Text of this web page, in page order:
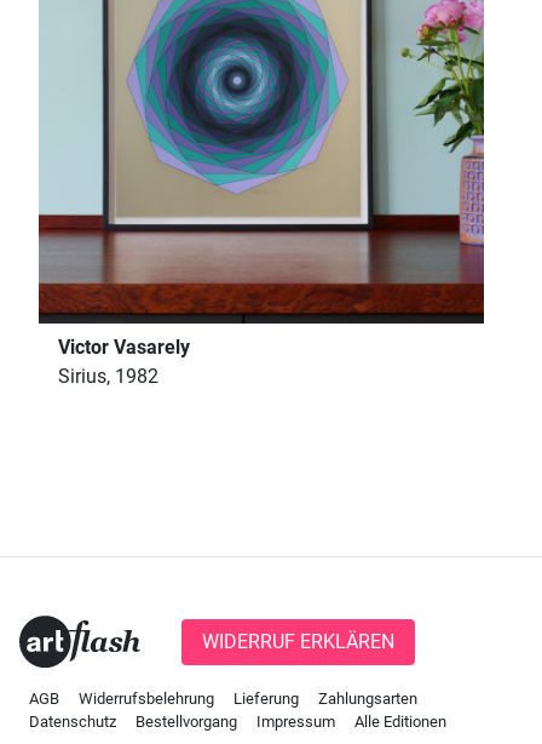
Victor Vasarely
Sirius, 1982
WIDERRUF ERKLÄREN
AGB Widerrufsbelehrung Lieferung
Zahlungsarten
Datenschutz
Bestellvorgang Impressum Alle Editionen